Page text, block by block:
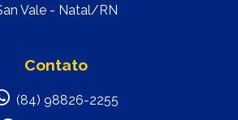
Vale - Natal/RN
Contato
(84) 98826-2255